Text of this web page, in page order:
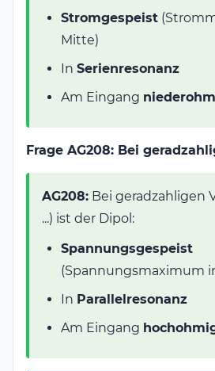
Stromgespeist
Mitte)
In Serienresonanz
Am Eingang
Frage AG208: Bei
AG208: Bei geradzahligen
...) ist der Dipol:
Spannungsgespeist
(Spannungsmaximum
In Parallelresonanz
Am Eingang